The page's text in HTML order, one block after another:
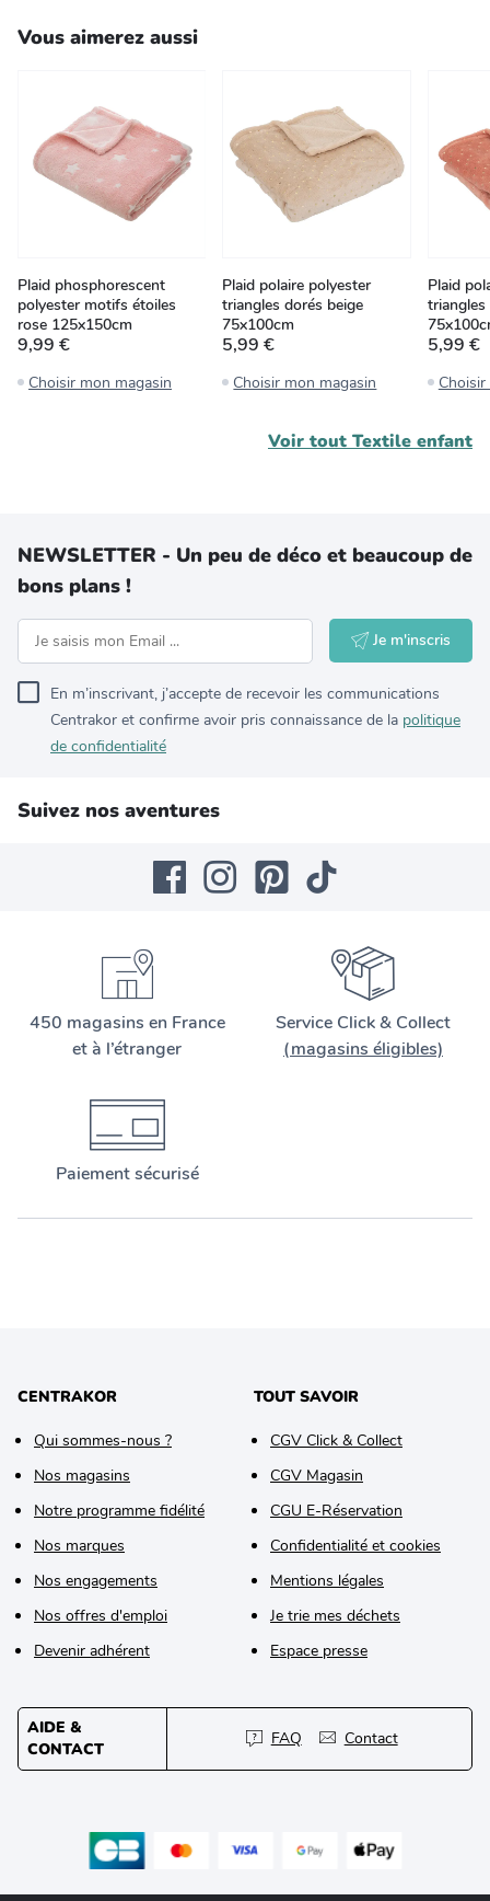
Vous aimerez aussi
Plaid phosphorescent
polyester motifs étoiles
rose 125x150cm
9,99 €
Choisir mon magasin
Plaid polaire polyester
triangles dorés beige
75x100cm
5,99 €
Choisir mon magasin
Plaid
5,99 €
Voir tout Textile enfant
NEWSLETTER - Un peu de déco et beaucoup de
bons plans !
Je m'inscris
En m’inscrivant, j’accepte de recevoir les communications
Centrakor et confirme avoir pris connaissance de la politique
de confidentialité
Suivez nos aventures
450 magasins en France
et à l’étranger
Service Click & Collect
(magasins éligibles)
Paiement sécurisé
CENTRAKOR
Qui sommes-nous ?
Nos magasins
Notre programme fidélité
Nos marques
Nos engagements
Nos offres d'emploi
Devenir adhérent
TOUT SAVOIR
CGV Click & Collect
CGV Magasin
CGU E-Réservation
Confidentialité et cookies
Mentions légales
Je trie mes déchets
Espace presse
AIDE &
CONTACT
FAQ Contact